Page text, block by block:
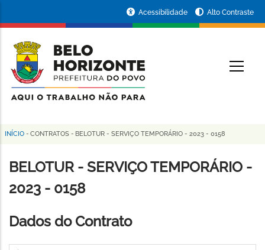
conteúdo
principal
da
Prefeitura
de
Horizonte
Acessibilidade Alto Contraste
Trilha
de
navegação
INÍCIO - CONTRATOS - BELOTUR - SERVIÇO TEMPORÁRIO - 2023 - 0158
BELOTUR - SERVIÇO TEMPORÁRIO -
2023 - 0158
Dados do Contrato